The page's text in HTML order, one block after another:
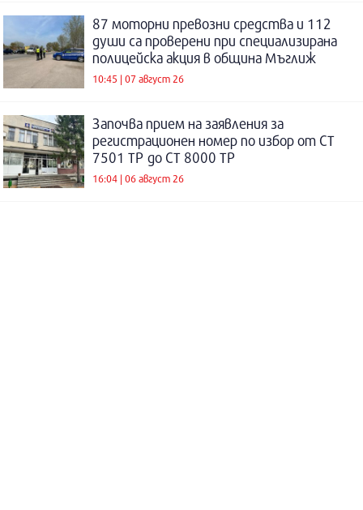
87 моторни превозни средства и 112
души са проверени при специализирана
полицейска акция в община Мъглиж
10:45 | 07 август 26
Започва прием на заявления за
регистрационен номер по избор от СТ
7501 ТР до СТ 8000 ТР
16:04 | 06 август 26